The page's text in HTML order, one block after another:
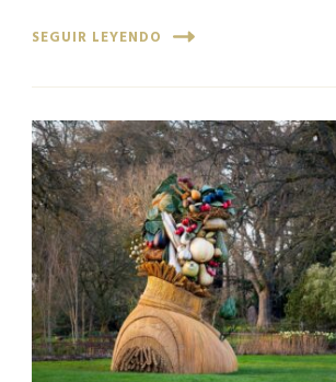
SEGUIR LEYENDO